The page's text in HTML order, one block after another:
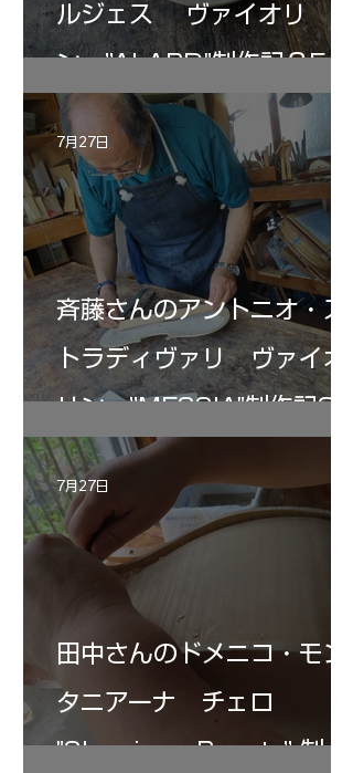
ルジェス ヴァイオリ
ン ”ALARD"制作記３5
斉藤さんのアントニオ・ス
トラディヴァリ ヴァイオ
リン ”MESSIA"制作記33
7月27日
田中さんのドメニコ・モン
タニアーナ チェロ
"Sleeping・Beauty” 制作
7月27日